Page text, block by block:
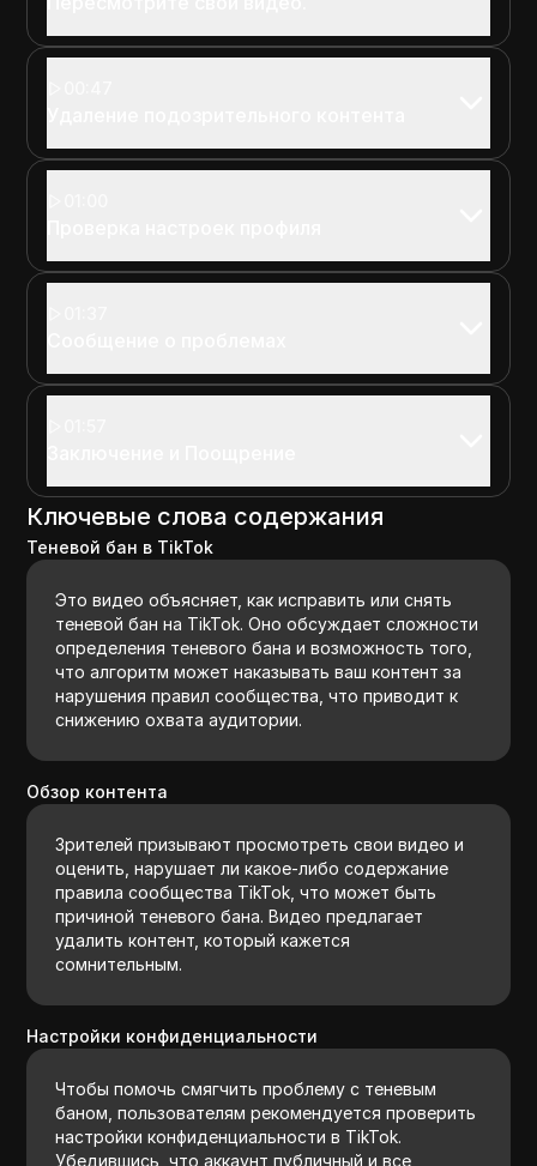
Ключевые слова содержания
Теневой бан в TikTok
Это видео объясняет, как исправить или снять
теневой бан на TikTok. Оно обсуждает сложности
определения теневого бана и возможность того,
что алгоритм может наказывать ваш контент за
нарушения правил сообщества, что приводит к
снижению охвата аудитории.
Обзор контента
Зрителей призывают просмотреть свои видео и
оценить, нарушает ли какое-либо содержание
правила сообщества TikTok, что может быть
причиной теневого бана. Видео предлагает
удалить контент, который кажется
сомнительным.
Настройки конфиденциальности
Чтобы помочь смягчить проблему с теневым
баном, пользователям рекомендуется проверить
настройки конфиденциальности в TikTok.
Убедившись, что аккаунт публичный и все